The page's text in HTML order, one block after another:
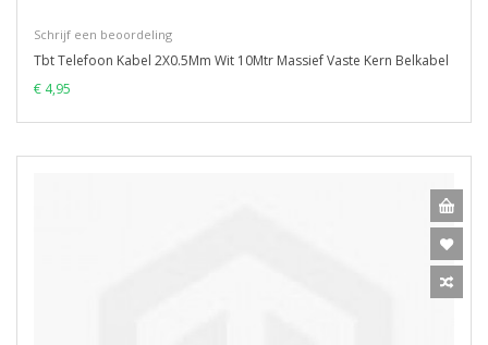
Schrijf een beoordeling
Tbt Telefoon Kabel 2X0.5Mm Wit 10Mtr Massief Vaste Kern Belkabel
€ 4,95